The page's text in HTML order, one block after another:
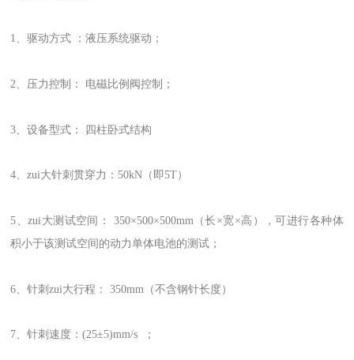
1、驱动方式 ：液压系统驱动；
2、压力控制： 电磁比例阀控制；
3、设备型式： 四柱卧式结构
4、zui大针刺贯穿力：50kN（即5T）
5、zui大测试空间： 350×500×500mm（长×宽×高），可进行各种体
积小于该测试空间的动力单体电池的测试；
6、针刺zui大行程： 350mm（不含钢针长度）
7、针刺速度：(25±5)mm/s ；